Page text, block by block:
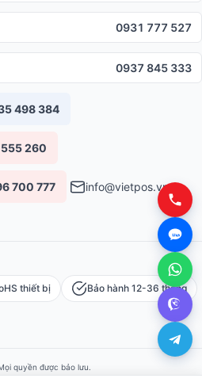
0931 777 527
0937 845 333
498 384
260
700 777 info@vietpos.vn
thiết bị Bảo hành 12-36 tháng
quyền được bảo lưu.